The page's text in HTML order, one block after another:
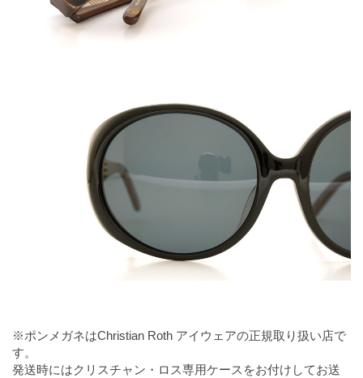
※ポンメガネはChristian Roth アイウェアの正規取り扱い店で
す。
発送時にはクリスチャン・ロス専用ケースをお付けしてお送